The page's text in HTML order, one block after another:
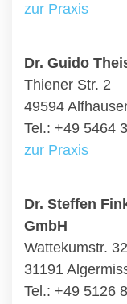
zur Praxis
Dr. Guido
Thiener Str. 2
49594
Tel.: +49 5464
zur Praxis
Dr. Steffen
GmbH
Wattekumstr. 32
31191
Tel.: +49 5126